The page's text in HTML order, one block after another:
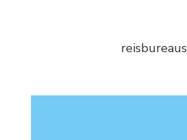
reisbureaus